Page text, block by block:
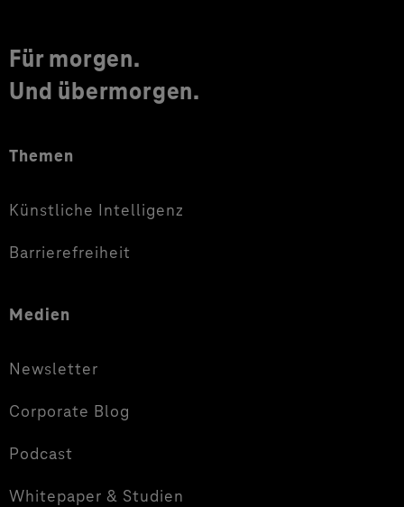
Für morgen.
Und übermorgen.
Themen
Künstliche Intelligenz
Barrierefreiheit
Medien
Newsletter
Corporate Blog
Podcast
Whitepaper & Studien